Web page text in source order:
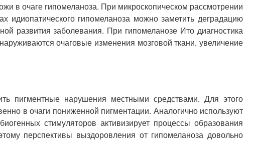
в очаге гипомеланоза. При микроскопическом рассмотрении
гипомеланоза можно заметить деградацию
развития заболевания. При гипомеланозе Ито диагностика
очаговые изменения мозговой ткани, увеличение
пигментные нарушения местными средствами. Для этого
в очаги пониженной пигментации. Аналогично используют
стимуляторов активизирует процессы образования
перспективы выздоровления от гипомеланоза довольно